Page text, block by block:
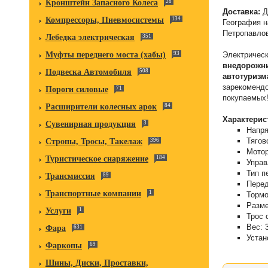
Кронштейн Запасного Колеса 28
Компрессоры, Пневмосистемы 134
Лебедка электрическая 351
Муфты переднего моста (хабы) 93
Подвеска Автомобиля 508
Пороги силовые 71
Расширители колесных арок 84
Сувенирная продукция 3
Стропы, Тросы, Такелаж 396
Туристическое снаряжение 184
Трансмиссия 89
Транспортные компании 1
Услуги 1
Фара 631
Фаркопы 69
Шины, Диски, Проставки,
Доставка:
География
покупаемых!
Тип
Трос
Вес: